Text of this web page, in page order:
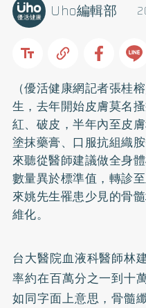
Uho編輯部
（優活健康網記者張桂
生，去年開始皮膚莫名
紅、破皮，半年內至皮
塗抹藥膏、口服抗組織
來聽從醫師建議做全身
數量異於標準值，轉診
來姚先生罹患少見的骨
維化。
台大醫院血液科醫師林
率約在百萬分之一到十
如同字面上意思，骨髓